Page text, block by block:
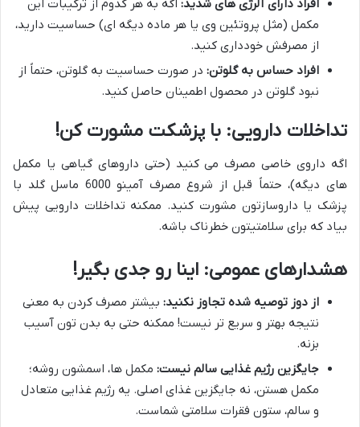
افراد دارای آلرژی های شدید: اگه به هر کدوم از ترکیبات این
مکمل (مثل پروتئین وی یا هر ماده دیگه ای) حساسیت دارید،
از مصرفش خودداری کنید.
افراد حساس به گلوتن: در صورت حساسیت به گلوتن، حتماً از
نبود گلوتن در محصول اطمینان حاصل کنید.
تداخلات دارویی: با پزشکت مشورت کن!
اگه داروی خاصی مصرف می کنید (حتی داروهای گیاهی یا مکمل
های دیگه)، حتماً قبل از شروع مصرف آمینو 6000 ماسل گلد با
پزشک یا داروسازتون مشورت کنید. ممکنه تداخلات دارویی پیش
بیاد که برای سلامتیتون خطرناک باشه.
هشدارهای عمومی: اینا رو جدی بگیر!
از دوز توصیه شده تجاوز نکنید: بیشتر مصرف کردن به معنی
نتیجه بهتر و سریع تر نیست! ممکنه حتی به بدن تون آسیب
بزنه.
جایگزین رژیم غذایی سالم نیست: مکمل ها، اسمشون روشه؛
مکمل هستن، نه جایگزین غذای اصلی. یه رژیم غذایی متعادل
و سالم، ستون فقرات سلامتی شماست.